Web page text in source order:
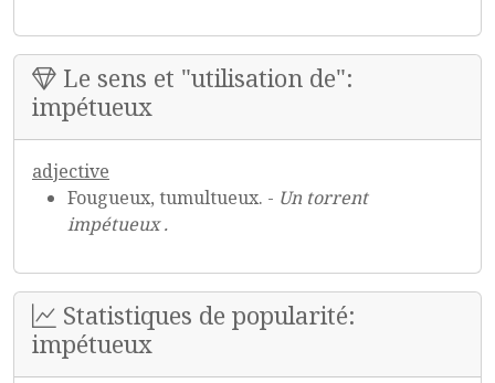
Le sens et "utilisation de":
impétueux
adjective
Fougueux, tumultueux. - Un torrent
impétueux .
Statistiques de popularité:
impétueux